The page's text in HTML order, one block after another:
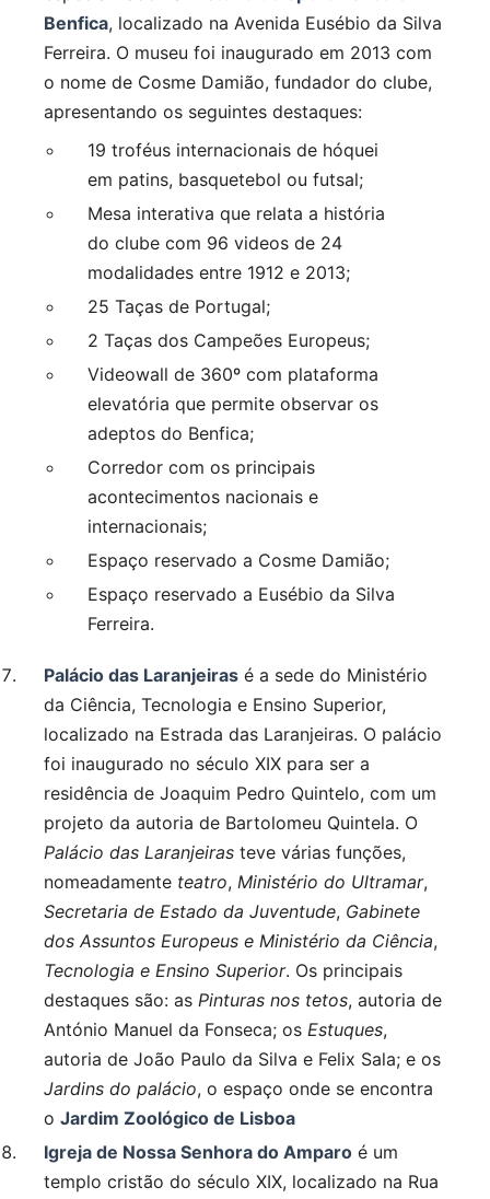
Benfica, localizado na Avenida Eusébio da Silva
Ferreira. O museu foi inaugurado em 2013 com
o nome de Cosme Damião, fundador do clube,
apresentando os seguintes destaques:
19 troféus internacionais de hóquei
em patins, basquetebol ou futsal;
Mesa interativa que relata a história
do clube com 96 videos de 24
modalidades entre 1912 e 2013;
25 Taças de Portugal;
2 Taças dos Campeões Europeus;
Videowall de 360º com plataforma
elevatória que permite observar os
adeptos do Benfica;
Corredor com os principais
acontecimentos nacionais e
internacionais;
Espaço reservado a Cosme Damião;
Espaço reservado a Eusébio da Silva
Ferreira.
Palácio das Laranjeiras é a sede do Ministério
da Ciência, Tecnologia e Ensino Superior,
localizado na Estrada das Laranjeiras. O palácio
foi inaugurado no século XIX para ser a
residência de Joaquim Pedro Quintelo, com um
projeto da autoria de Bartolomeu Quintela. O
Palácio das Laranjeiras teve várias funções,
nomeadamente teatro, Ministério do Ultramar,
Secretaria de Estado da Juventude, Gabinete
dos Assuntos Europeus e Ministério da Ciência,
Tecnologia e Ensino Superior. Os principais
destaques são: as Pinturas nos tetos, autoria de
António Manuel da Fonseca; os Estuques,
autoria de João Paulo da Silva e Felix Sala; e os
Jardins do palácio, o espaço onde se encontra
o Jardim Zoológico de Lisboa
Igreja de Nossa Senhora do Amparo é um
templo cristão do século XIX, localizado na Rua